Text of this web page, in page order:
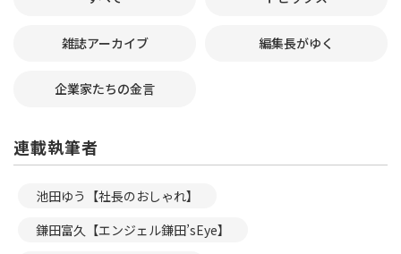
雑誌アーカイブ 編集長がゆく
企業家たちの金言
連載執筆者
池田ゆう【社長のおしゃれ】
鎌田富久【エンジェル鎌田’sEye】